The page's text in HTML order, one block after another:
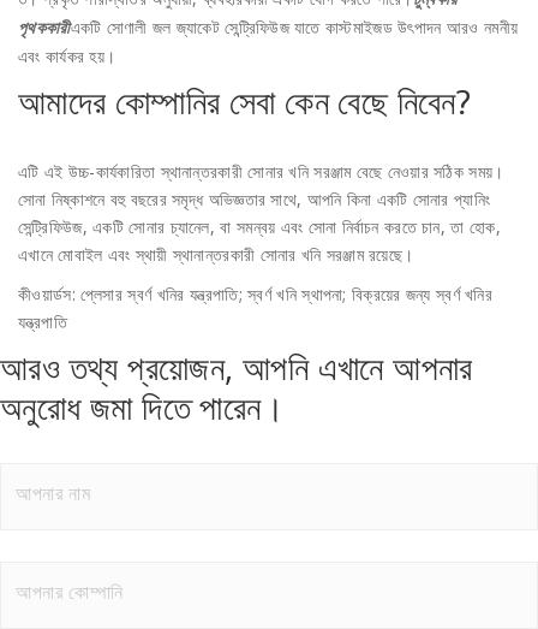
পৃথককারীএকটি সোণালী জল জ্যাকেট সেন্ট্রিফিউজ যাতে কাস্টমাইজড উৎপাদন আরও নমনীয়
এবং কার্যকর হয়।
আমাদের কোম্পানির সেবা কেন বেছে নিবেন?
এটি এই উচ্চ-কার্যকারিতা স্থানান্তরকারী সোনার খনি সরঞ্জাম বেছে নেওয়ার সঠিক সময়।
সোনা নিষ্কাশনে বহু বছরের সমৃদ্ধ অভিজ্ঞতার সাথে, আপনি কিনা একটি সোনার প্যানিং
সেন্ট্রিফিউজ, একটি সোনার চ্যানেল, বা সমন্বয় এবং সোনা নির্বাচন করতে চান, তা হোক,
এখানে মোবাইল এবং স্থায়ী স্থানান্তরকারী সোনার খনি সরঞ্জাম রয়েছে।
কীওয়ার্ডস: প্লেসার স্বর্ণ খনির যন্ত্রপাতি; স্বর্ণ খনি স্থাপনা; বিক্রয়ের জন্য স্বর্ণ খনির
যন্ত্রপাতি
আরও তথ্য প্রয়োজন, আপনি এখানে আপনার
অনুরোধ জমা দিতে পারেন।